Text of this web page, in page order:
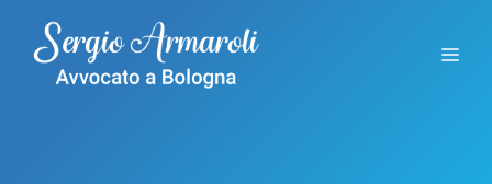
contenuto